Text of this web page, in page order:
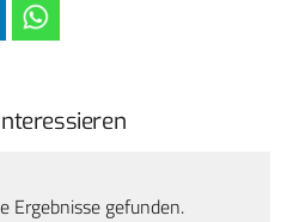
Ergebnisse gefunden.